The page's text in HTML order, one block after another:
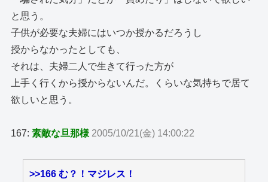
と思う。
子供が必要な夫婦にはいつか授かるだろうし
授からなかったとしても、
それは、夫婦二人で生きて行った方が
上手く行くから授からないんだ。くらいな気持ちで居て
欲しいと思う。
167:素敵な旦那様 2005/10/21(金) 14:00:22
>>166 む？！マジレス！